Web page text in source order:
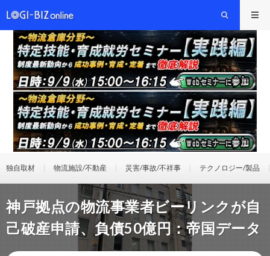
独自取材 物流施設/不動産 災害/事故/不祥事 テクノロジー/製品
神戸拠点の物流事業者ビーリンクが自
己破産申請、負債50億円：帝国データ